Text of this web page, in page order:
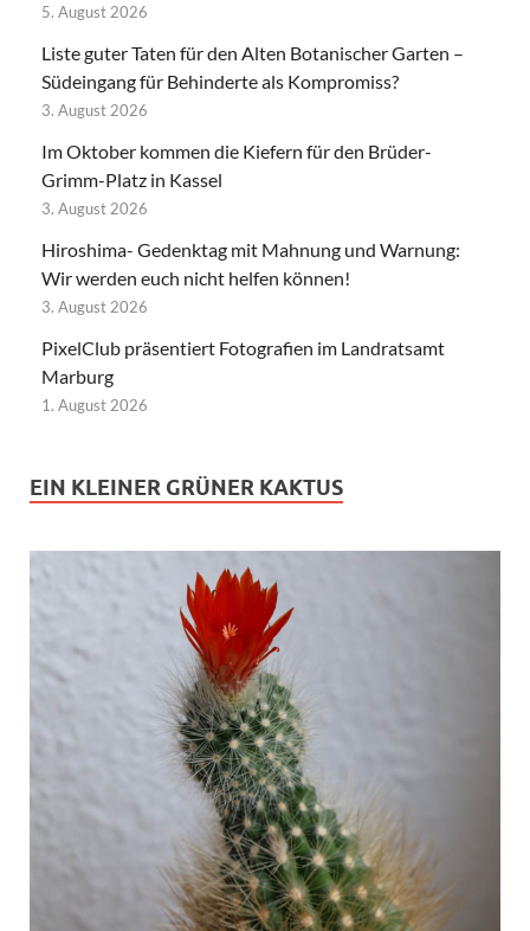
5. August 2026
Liste guter Taten für den Alten Botanischer Garten –
Südeingang für Behinderte als Kompromiss?
3. August 2026
Im Oktober kommen die Kiefern für den Brüder-
Grimm-Platz in Kassel
3. August 2026
Hiroshima- Gedenktag mit Mahnung und Warnung:
Wir werden euch nicht helfen können!
3. August 2026
PixelClub präsentiert Fotografien im Landratsamt
Marburg
1. August 2026
EIN KLEINER GRÜNER KAKTUS